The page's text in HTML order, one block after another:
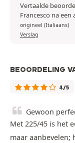
Vertaalde
Francesco na
origineel (Italiaans)
Verslag
BEOORDELING
4/5
Gewoon
Met 225/45 is het
maar aanbevelen;